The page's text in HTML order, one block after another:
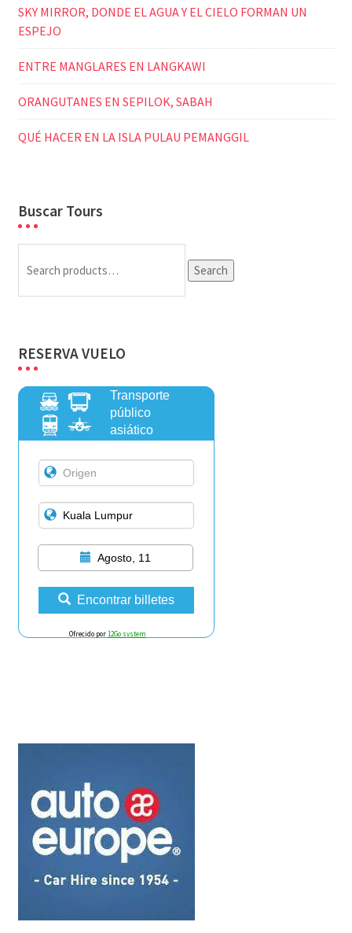
SKY MIRROR, DONDE EL AGUA Y EL CIELO FORMAN UN
ESPEJO
ENTRE MANGLARES EN LANGKAWI
ORANGUTANES EN SEPILOK, SABAH
QUÉ HACER EN LA ISLA PULAU PEMANGGIL
Buscar Tours
for:
Search
RESERVA VUELO
Transporte
público
asiático
Agosto, 11
Encontrar billetes
Ofrecido por12Go system